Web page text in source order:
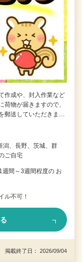
作成や、封入作業など
荷物が届きますので、
郵送していただきま…
潟、長野、茨城、群
ご自宅
週間～3週間程度の お
ル不可！
掲載終了日： 2026/09/04